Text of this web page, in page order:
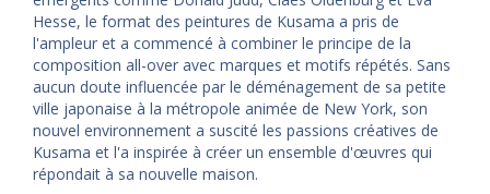
Hesse, le format des peintures de Kusama a pris de
l'ampleur et a commencé à combiner le principe de la
composition all-over avec marques et motifs répétés. Sans
aucun doute influencée par le déménagement de sa petite
ville japonaise à la métropole animée de New York, son
nouvel environnement a suscité les passions créatives de
Kusama et l'a inspirée à créer un ensemble d'œuvres qui
répondait à sa nouvelle maison.